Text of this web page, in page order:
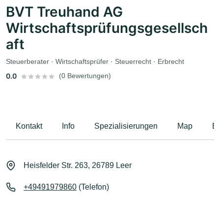
BVT Treuhand AG
Wirtschaftsprüfungsgesellsch
aft
Steuerberater · Wirtschaftsprüfer · Steuerrecht · Erbrecht
0.0 (0 Bewertungen)
Kontakt Info Spezialisierungen Map
Heisfelder Str. 263, 26789 Leer
+49491979860 (Telefon)